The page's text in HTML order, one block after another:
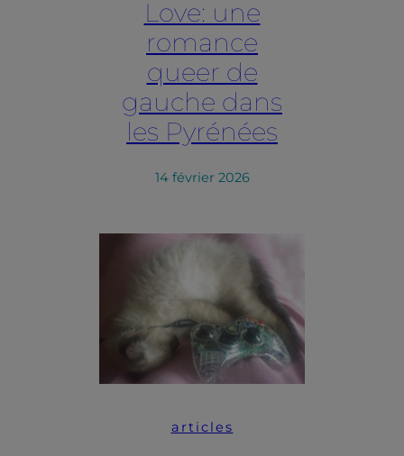
Love: une
romance
queer de
gauche dans
les Pyrénées
14 février 2026
articles